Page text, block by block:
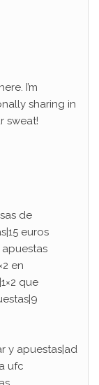
I’m
sharing in
sweat!
de
euros
apuestas
en
que
y apuestas|ad
ufc